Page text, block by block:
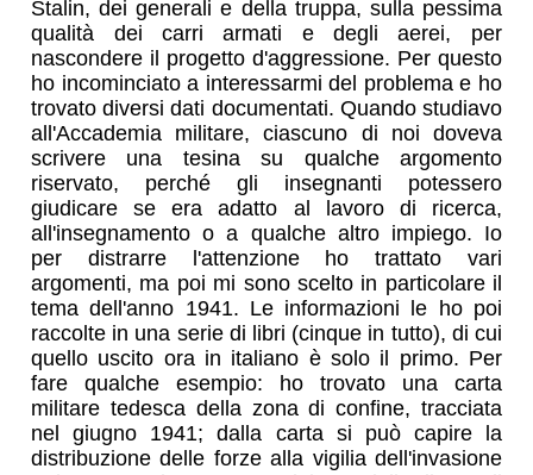
Stalin, dei generali e della truppa, sulla pessima
qualità dei carri armati e degli aerei, per
nascondere il progetto d'aggressione. Per questo
ho incominciato a interessarmi del problema e ho
trovato diversi dati documentati. Quando studiavo
all'Accademia militare, ciascuno di noi doveva
scrivere una tesina su qualche argomento
riservato, perché gli insegnanti potessero
giudicare se era adatto al lavoro di ricerca,
all'insegnamento o a qualche altro impiego. Io
per distrarre l'attenzione ho trattato vari
argomenti, ma poi mi sono scelto in particolare il
tema dell'anno 1941. Le informazioni le ho poi
raccolte in una serie di libri (cinque in tutto), di cui
quello uscito ora in italiano è solo il primo. Per
fare qualche esempio: ho trovato una carta
militare tedesca della zona di confine, tracciata
nel giugno 1941; dalla carta si può capire la
distribuzione delle forze alla vigilia dell'invasione